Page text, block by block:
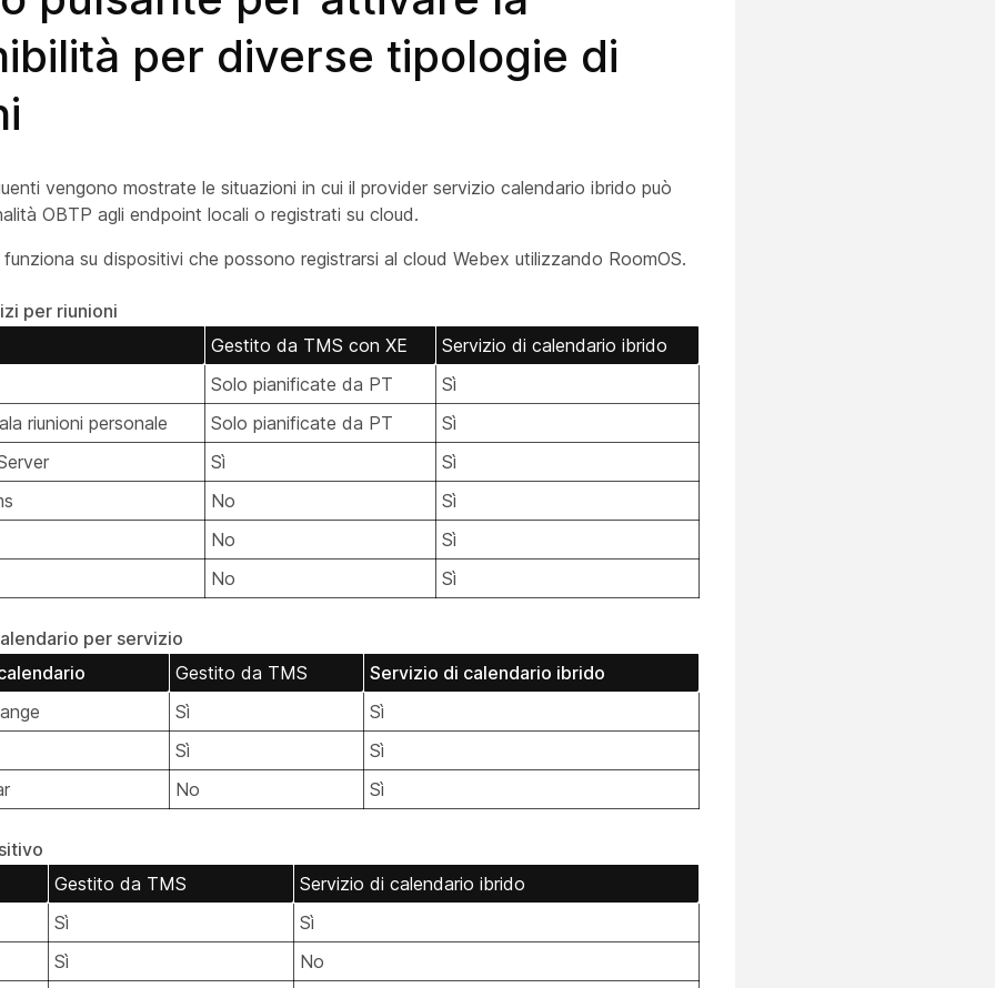
per diverse tipologie di
vengono mostrate le situazioni in cui il provider servizio calendario ibrido può
OBTP agli endpoint locali o registrati su cloud.
su dispositivi che possono registrarsi al cloud Webex utilizzando RoomOS.
per riunioni
Gestito da TMS con XE
Servizio di calendario ibrido
Solo pianificate da PT
Sì
riunioni personale
Solo pianificate da PT
Sì
Sì
Sì
No
Sì
No
Sì
No
Sì
per servizio
Gestito da TMS
Servizio di calendario ibrido
Sì
Sì
Sì
Sì
No Sì
Gestito da TMS
Servizio di calendario ibrido
Sì
Sì
Sì
No